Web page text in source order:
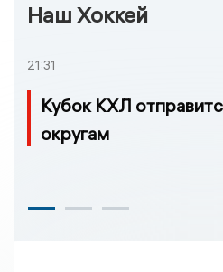
Наш Хоккей
21:31
Кубок КХЛ
округам